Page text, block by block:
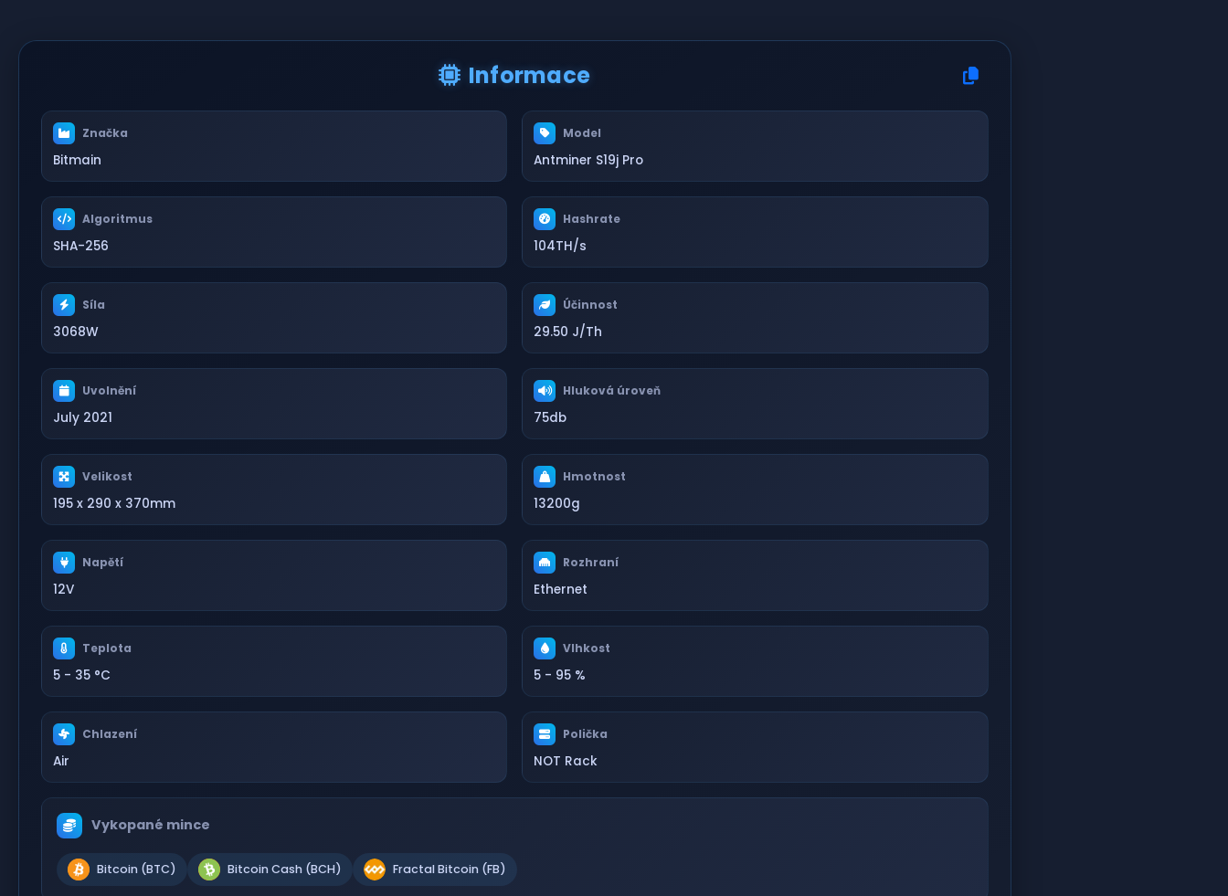
Informace
Značka
Bitmain
Model
Antminer S19j Pro
Algoritmus
SHA-256
Hashrate
104TH/s
Síla
3068W
Účinnost
29.50 J/Th
Uvolnění
July 2021
Hluková úroveň
75db
Velikost
195 x 290 x 370mm
Hmotnost
13200g
Napětí
12V
Rozhraní
Ethernet
Teplota
5 - 35 °C
Vlhkost
5 - 95 %
Chlazení
Air
Polička
NOT Rack
Vykopané mince
Bitcoin (BTC) Bitcoin Cash (BCH) Fractal Bitcoin (FB)